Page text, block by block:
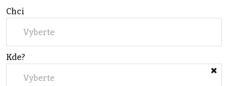
Chci
Vyberte
Kde?
Vyberte